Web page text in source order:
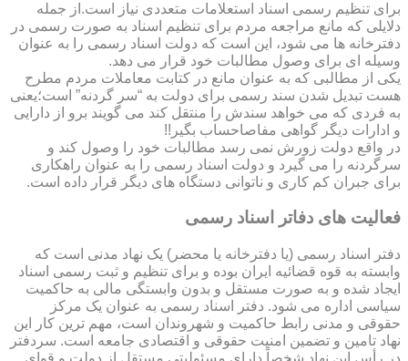
برای تنظیم رسمی اسناد استعلامات متعددی نیاز است.از جمله
دلایلی که مانع مراجعه مردم برای تنظیم اسناد به صورت رسمی در
دفترخانه ها می شود، این است که دولت اسناد رسمی را به عنوان
وسیله ای برای وصول مطالبات خود قرار می دهد.
یکی از مطالبی که به عنوان مانع در کتابت معاملات مردم مطرح
هست تبدیل شدن سند رسمی برای دولت به “سر گردنه” است؛یعنی
به فردی که می خواهد سندش را منتقل کند می گویند برو از دارایی
و ادارات دیگر گواهی مفاصاحساب بگیر!!
در واقع دولت زورش نمی رسد مطالبات خود را وصول کند و
سرگردنه را می گیرد و دولت اسناد رسمی را به عنوان راهکاری
برای جبران کم کاری و ناتوانی دستگاه های دیگر قرار داده است.
فعالیت های دفاتر اسناد رسمی
دفتر اسناد رسمی (یا دفترخانه یا محضر) یک نهاد مدنی است که
وابسته به قوه قضائیه ایران بوده و برای تنظیم و ثبت رسمی اسناد
ایجاد شده و به صورت مستقل و بدون وابستگی مالی به حاکمیت
سیاسی اداره می شود. دفتر اسناد رسمی به عنوان یک مرکز
حقوقی و مدنی رابط حاکمیت و شهروندان است، مهم ترین کار این
نهاد تامین و تضمین امنیت حقوقی و اقتصادی جامعه است. سردفتر
در رأس این نهاد شخصاً دارای مسئولیتی مستقل از دولت و قوای